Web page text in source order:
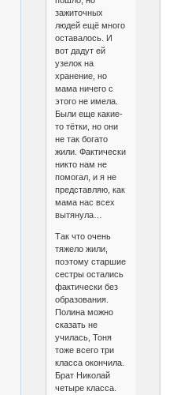
зажиточных
людей ещё много
оставалось. И
вот дадут ей
узелок на
хранение, но
мама ничего с
этого не имела.
Были еще какие-
то тётки, но они
не так богато
жили. Фактически
никто нам не
помогал, и я не
представляю, как
мама нас всех
вытянула…
Так что очень
тяжело жили,
поэтому старшие
сестры остались
фактически без
образования.
Полина можно
сказать не
училась, Тоня
тоже всего три
класса окончила.
Брат Николай
четыре класса.